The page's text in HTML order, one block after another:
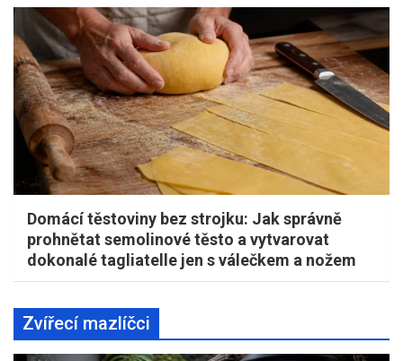
Domácí těstoviny bez strojku: Jak správně
prohnětat semolinové těsto a vytvarovat
dokonalé tagliatelle jen s válečkem a nožem
Zvířecí mazlíčci